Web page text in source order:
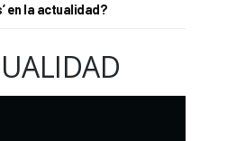
en la actualidad?